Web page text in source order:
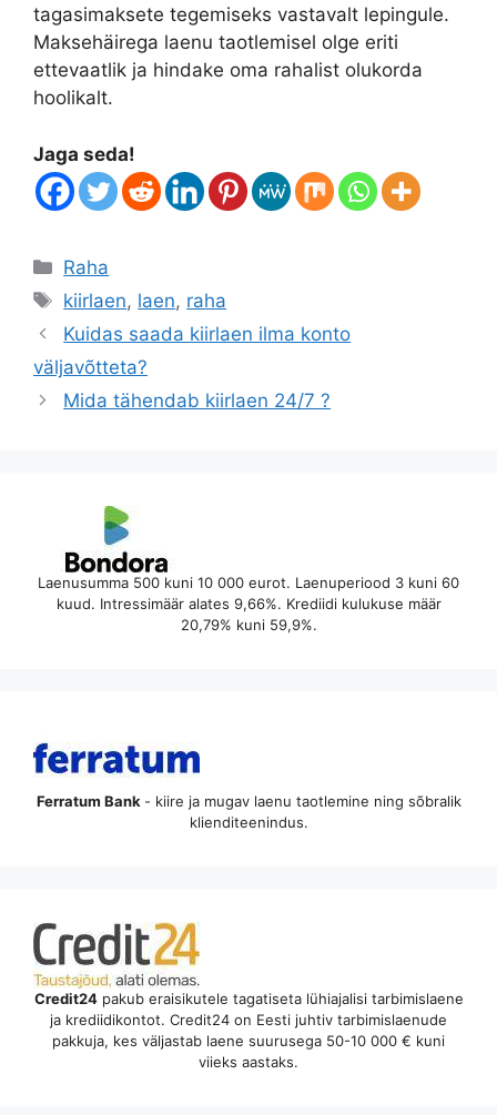
tagasimaksete tegemiseks vastavalt lepingule.
Maksehäirega laenu taotlemisel olge eriti
ettevaatlik ja hindake oma rahalist olukorda
hoolikalt.
Jaga seda!
Categories
Raha
Tags
kiirlaen, laen, raha
Kuidas saada kiirlaen ilma konto
väljavõtteta?
Mida tähendab kiirlaen 24/7 ?
Laenusumma 500 kuni 10 000 eurot. Laenuperiood 3 kuni 60
kuud. Intressimäär alates 9,66%. Krediidi kulukuse määr
20,79% kuni 59,9%.
Ferratum Bank - kiire ja mugav laenu taotlemine ning sõbralik
klienditeenindus.
Credit24pakub eraisikutele tagatiseta lühiajalisi tarbimislaene
ja krediidikontot. Credit24 on Eesti juhtiv tarbimislaenude
pakkuja, kes väljastab laene suurusega 50-10 000 € kuni
viieks aastaks.